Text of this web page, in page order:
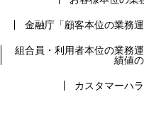
金融庁「顧客本位の業務
組合員・利用者本位の業務
績値
カスタマーハ